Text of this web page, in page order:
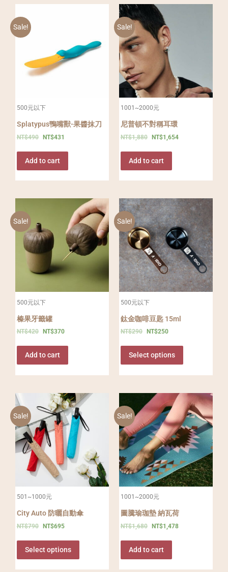
Sale!
500元以下
Splatypus鴨嘴獸-果醬抹刀
NT$490 NT$431
Add to cart
Sale!
1001~2000元
尼普頓不對稱耳環
NT$1,880 NT$1,654
Add to cart
Sale!
500元以下
榛果牙籤罐
NT$420 NT$370
Add to cart
Sale!
500元以下
鈦金咖啡豆匙 15ml
NT$290 NT$250
Select options
Sale!
501~1000元
City Auto 防曬自動傘
NT$790 NT$695
Select options
Sale!
1001~2000元
圖騰瑜珈墊 納瓦荷
NT$1,680 NT$1,478
Add to cart